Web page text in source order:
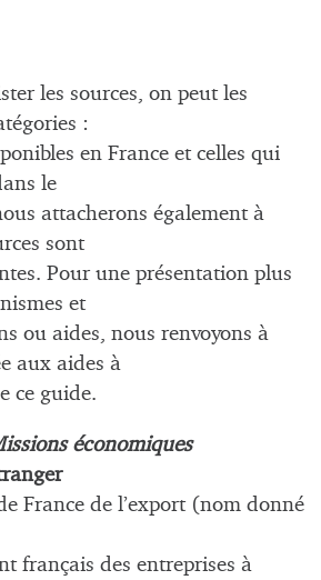
les sources, on peut les
:
en France et celles qui
le
attacherons également à
sont
Pour une présentation plus
et
ou aides, nous renvoyons à
aux aides à
ce guide.
économiques
France de l’export (nom donné
français des entreprises à